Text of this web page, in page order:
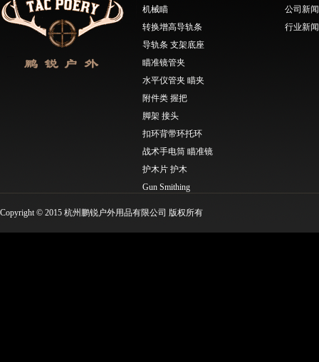
机械瞄
转换增高导轨条
导轨条 支架底座
瞄准镜管夹
水平仪管夹 瞄夹
附件类 握把
脚架 接头
扣环背带环托环
战术手电筒 瞄准镜
护木片 护木
Gun Smithing
公司新闻
行业新闻
Copyright © 2015 杭州鹏锐户外用品有限公司 版权所有